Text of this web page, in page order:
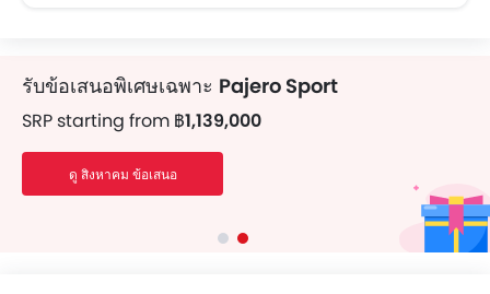
รับข้อเสนอพิเศษเฉพาะ Pajero Sport
SRP starting from ฿1,139,000
ดู สิงหาคม ข้อเสนอ